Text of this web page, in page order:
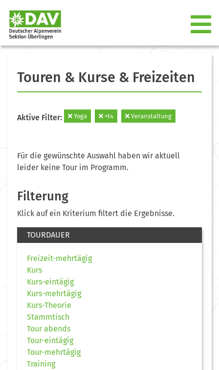
Touren & Kurse & Freizeiten
Aktive Filter: Yoga =t4 Veranstaltung
Für die gewünschte Auswahl haben wir aktuell
leider keine Tour im Programm.
Filterung
Klick auf ein Kriterium filtert die Ergebnisse.
TOURDAUER
Freizeit-mehrtägig
Kurs
Kurs-eintägig
Kurs-mehrtägig
Kurs-Theorie
Stammtisch
Tour abends
Tour-eintägig
Tour-mehrtägig
Training